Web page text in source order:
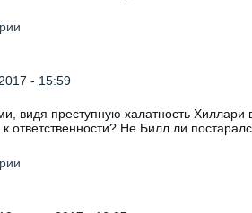
- 15:59
видя преступную халатность Хиллари
ответственности? Не Билл ли